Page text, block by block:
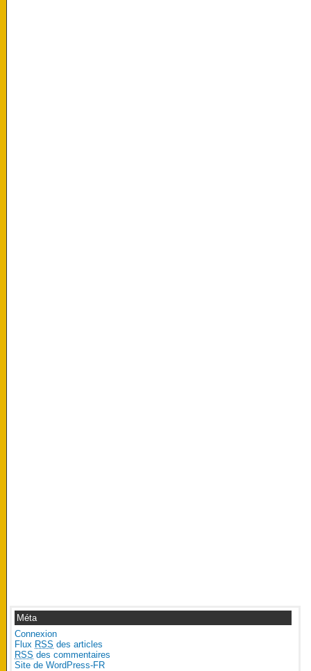
Méta
Connexion
Flux RSS des articles
RSS des commentaires
Site de WordPress-FR